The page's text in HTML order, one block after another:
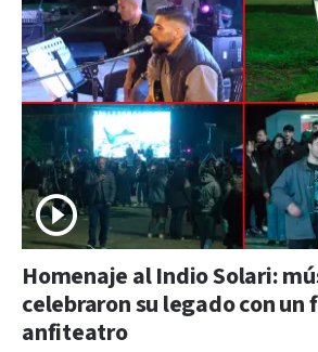
Homenaje al Indio Solari:
celebraron su legado con un
anfiteatro